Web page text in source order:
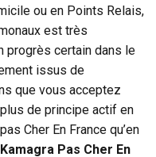
ou en Points Relais,
est très
progrès certain dans le
issus de
que vous acceptez
de principe actif en
Cher En France qu’en
Kamagra Pas Cher En